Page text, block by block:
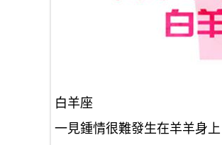
白羊座
一見鍾情很難發生在羊羊身